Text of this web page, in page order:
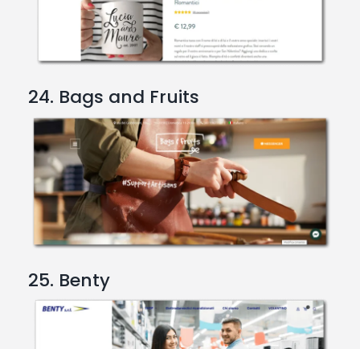
24. Bags and Fruits
25. Benty